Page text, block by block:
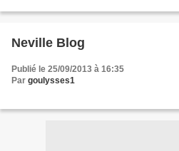
Neville Blog
Publié le 25/09/2013 à 16:35
Par goulysses1